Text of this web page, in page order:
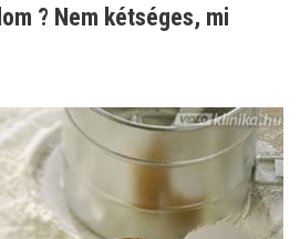
? Nem kétséges, mi